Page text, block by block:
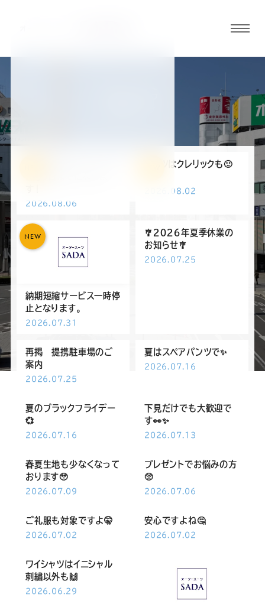
ーボ
タン
ー
ダ
ー
ス
SADA
の
公
Youtube
ー
ダ
ー
ス
SADA
の
公
Facebook
ス
SADA
公
Twitter
ダ
ー
ツ
SADA
の
公
Instagram
オ
ー
ダ
ー
ツ
SADA
の
公
LINE
2026.08.06
シャツはクレリックも🙂
2026.08.02
納期短縮サービス一時停
止となります。
2026.07.31
NEW
🎐２０２６年夏季休業の
お知らせ🎐
2026.07.25
再掲 提携駐車場のご
案内
2026.07.25
夏はスペアパンツで✨
2026.07.16
夏のブラックフライデー
💞
2026.07.16
下見だけでも大歓迎で
す👀✨
2026.07.13
春夏生地も少なくなって
おります🥹
2026.07.09
プレゼントでお悩みの方
🥺
2026.07.06
ご礼服も対象ですよ🤫
2026.07.02
安心ですよね🤔
2026.07.02
ワイシャツはイニシャル
刺繡以外も🙌
2026.06.29